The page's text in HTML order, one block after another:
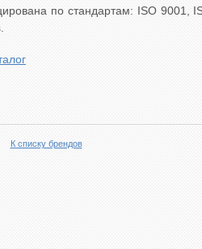
по стандартам: ISO 9001,
К списку брендов